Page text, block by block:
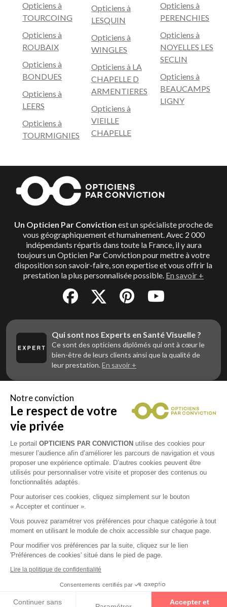
Opticiens à
TOURCOING
Opticiens à
ROUBAIX
Opticiens à
BONDUES
Opticiens à
LEERS
Opticiens à
TOURMIGNIES
Opticiens à
LESQUIN
Opticiens à
WINGLES
Opticiens à LA
CHAPELLE D
ARMENTIERES
Opticiens à
VIEILLE
CHAPELLE
Opticiens à
PERENCHIES
Opticiens à
NOYELLES LES
SECLIN
Opticiens à
BEAUCAMPS
LIGNY
Un Opticien Par Conviction est un spécialiste proche de
vous géographiquement et humainement. Avec 2 000
indépendants répartis dans toute la France, il y aura
toujours un Opticien Par Conviction pour mettre à votre
disposition son savoir-faire, son expertise et vous offrir la
prestation la plus personnalisée possible. En savoir +
Qui sont nos Experts en Santé Visuelle ?
Ce sont des opticiens diplômés qui ont à cœur le
bien-être de leurs clients ainsi que la qualité de
leur prestation. En savoir +
Vous êtes un professionnel de la vue et
vous souhaitez nous rejoindre ?
Contactez Alliance Optic, la centrale d’achats et
d’accompagnement des opticiens indépendants
Contacts
2026 © Opticiens Par Conviction. Tous droits
réservés
Notre conviction
Le respect de votre
vie privée
Le portail OPTICIENS PAR CONVICTION utilise des cookies pour
mesurer l’audience afin d’améliorer les parcours de navigation et vous
proposer une expérience optimale. D’autres cookies peuvent être
utilisés pour personnaliser votre visite et proposer des contenus ou
fonctionnalités adaptés.
Pour autoriser ces cookies, cliquez simplement sur le bouton
« Accepter et continuer ».
Vous pouvez paramétrer vos préférences pour chaque catégorie à tout
moment en utilisant le module de choix accessible sur chaque page.
Pour modifier vos préférences par la suite, cliquez sur le lien
'Préférences de cookies' situé dans le pied de page.
Lire la politique de confidentialité
Consentements certifiés par
Continuer sans
Accepter et